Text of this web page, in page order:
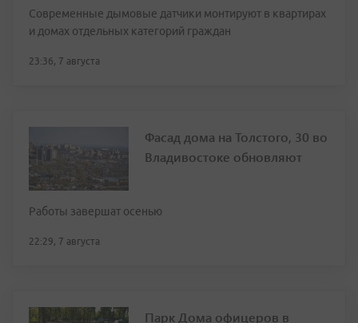
Современные дымовые датчики монтируют в квартирах
и домах отдельных категорий граждан
23:36, 7 августа
Фасад дома на Толстого, 30 во
Владивостоке обновляют
Работы завершат осенью
22:29, 7 августа
Парк Дома офицеров в